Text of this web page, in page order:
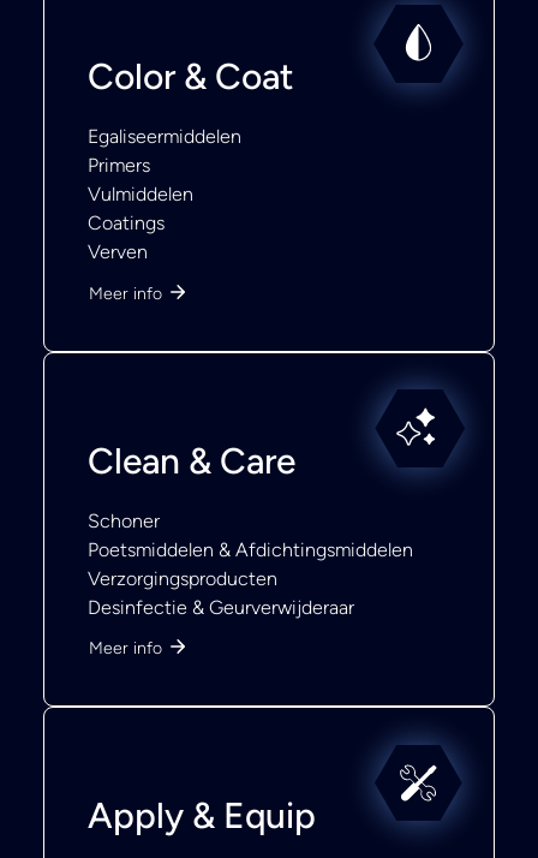
Color & Coat
Egaliseermiddelen
Primers
Vulmiddelen
Coatings
Verven
Meer info
Clean & Care
Schoner
Poetsmiddelen & Afdichtingsmiddelen
Verzorgingsproducten
Desinfectie & Geurverwijderaar
Meer info
Apply & Equip